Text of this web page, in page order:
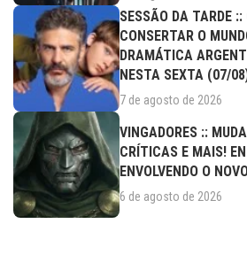
SESSÃO DA TARDE
CONSERTAR O
DRAMÁTICA
NESTA SEXTA (07/
7 de agosto de 2026
VINGADORES ::
CRÍTICAS E MAIS!
ENVOLVENDO O
6 de agosto de 2026